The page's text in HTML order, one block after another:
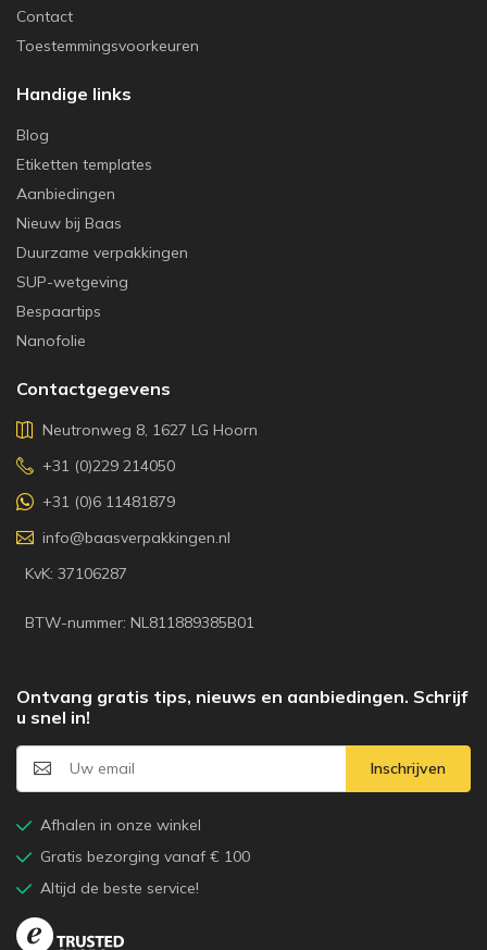
Contact
Toestemmingsvoorkeuren
Handige links
Blog
Etiketten templates
Aanbiedingen
Nieuw bij Baas
Duurzame verpakkingen
SUP-wetgeving
Bespaartips
Nanofolie
Contactgegevens
Neutronweg 8, 1627 LG Hoorn
+31 (0)229 214050
+31 (0)6 11481879
info@baasverpakkingen.nl
KvK: 37106287
BTW-nummer: NL811889385B01
Ontvang gratis tips, nieuws en aanbiedingen. Schrijf
u snel in!
Inschrijven
Afhalen in onze winkel
Gratis bezorging vanaf € 100
Altijd de beste service!